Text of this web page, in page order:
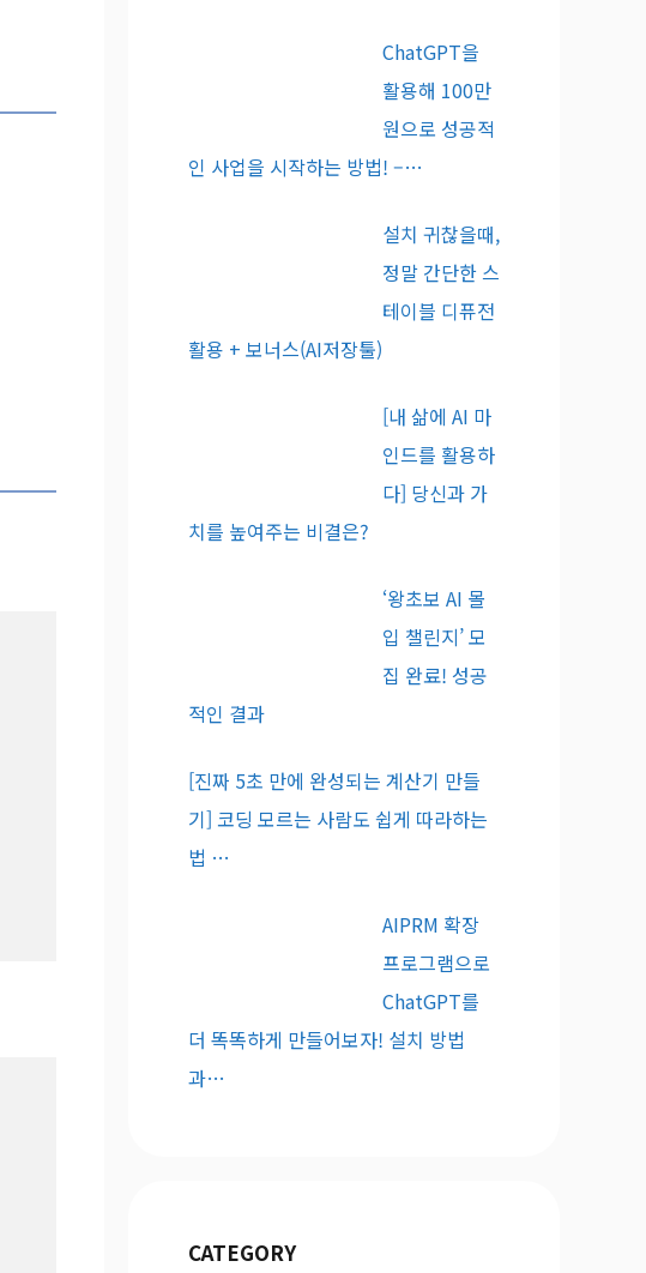
ChatGPT을
활용해 100만
원으로 성공적
인 사업을 시작하는 방법! –…
설치 귀찮을때,
정말 간단한 스
테이블 디퓨전
활용 + 보너스(AI저장툴)
[내 삶에 AI 마
인드를 활용하
다] 당신과 가
치를 높여주는 비결은?
‘왕초보 AI 몰
입 챌린지’ 모
집 완료! 성공
적인 결과
[진짜 5초 만에 완성되는 계산기 만들
기] 코딩 모르는 사람도 쉽게 따라하는
법 …
AIPRM 확장
프로그램으로
ChatGPT를
더 똑똑하게 만들어보자! 설치 방법
과…
CATEGORY